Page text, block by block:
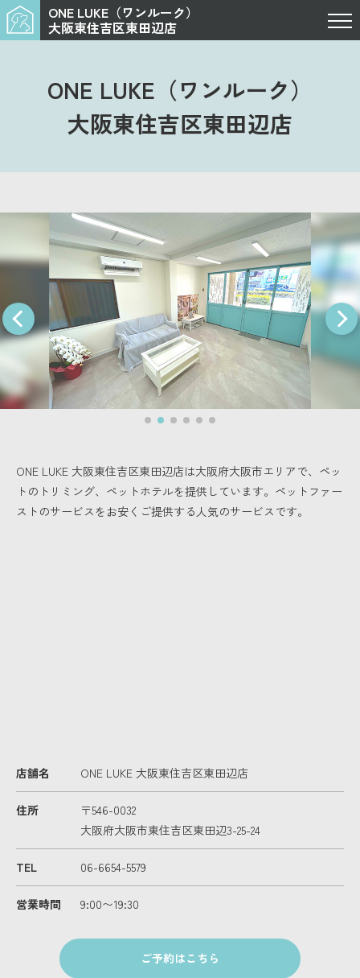
ONE LUKE（ワンルーク）
大阪東住吉区東田辺店
ONE LUKE（ワンルーク）
大阪東住吉区東田辺店
ONE LUKE 大阪東住吉区東田辺店は大阪府大阪市エリアで、 ペッ
トのトリミング、ペットホテルを提供しています。 ペットファー
ストのサービスをお安くご提供する人気のサービスです。
店舗名 ONE LUKE 大阪東住吉区東田辺店
住所
〒546-0032
大阪府大阪市東住吉区東田辺3-25-24
TEL 06-6654-5579
営業時間 9:00〜19:30
ご予約はこちら